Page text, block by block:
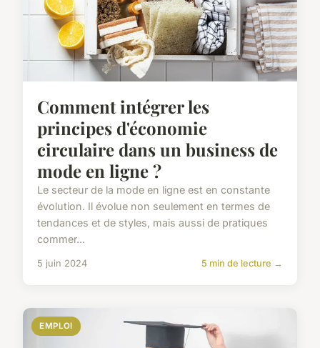
Comment intégrer les
principes d'économie
circulaire dans un business de
mode en ligne ?
Le secteur de la mode en ligne est en constante
évolution. Il évolue non seulement en termes de
tendances et de styles, mais aussi de pratiques
commer...
5 juin 2024 5 min de lecture →
EMPLOI